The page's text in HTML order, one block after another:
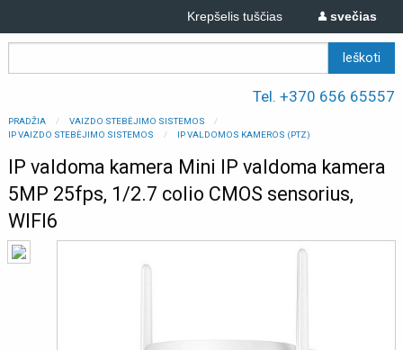
svečias
Krepšelis tuščias
Tel. +370 656 65557
PRADŽIA
VAIZDO STEBĖJIMO SISTEMOS
IP VAIZDO STEBĖJIMO SISTEMOS
IP VALDOMOS KAMEROS (PTZ)
IP valdoma kamera Mini IP valdoma kamera
5MP 25fps, 1/2.7 colio CMOS sensorius,
WIFI6